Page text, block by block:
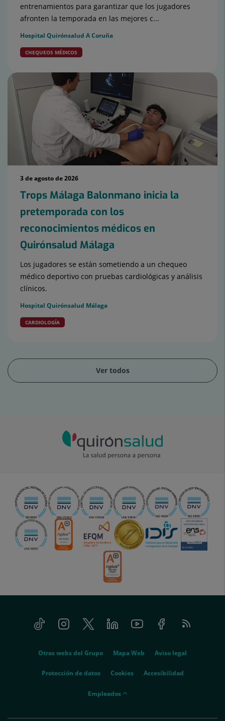
entrenamientos para garantizar que los jugadores
afronten la temporada en las mejores c...
Hospital Quirónsalud A Coruña
CHEQUEOS MÉDICOS
3 de agosto de 2026
Trops Málaga Balonmano inicia la
pretemporada con los
reconocimientos médicos en
Quirónsalud Málaga
Los jugadores se están sometiendo a un chequeo
médico deportivo con pruebas cardiológicas y análisis
clínicos.
Hospital Quirónsalud Málaga
CARDIOLOGÍA
Ver todos
Tiktok InstagramTwitter LinkedinYoutube FacebookFeed
RSS
Otras webs del Grupo Mapa Web Aviso legal
Protección de datos Cookies Accesibilidad
empleados
Empleados